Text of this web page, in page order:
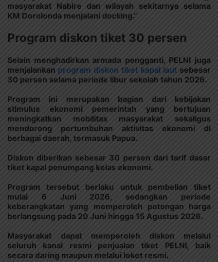
masyarakat Nabire dan wilayah sekitarnya selama
KM Dorolonda menjalani docking.”
Program diskon tiket 30 persen
Selain menghadirkan armada pengganti, PELNI juga
menjalankan program diskon tiket kapal laut sebesar
30 persen selama periode libur sekolah tahun 2026.
Program ini merupakan bagian dari kebijakan
stimulus ekonomi pemerintah yang bertujuan
meningkatkan mobilitas masyarakat sekaligus
mendorong pertumbuhan aktivitas ekonomi di
berbagai daerah, termasuk Papua.
Diskon diberikan sebesar 30 persen dari tarif dasar
tiket kapal penumpang kelas ekonomi.
Program tersebut berlaku untuk pembelian tiket
mulai 6 Juni 2026, sedangkan periode
keberangkatan yang memperoleh potongan harga
berlangsung pada 20 Juni hingga 15 Agustus 2026.
Masyarakat dapat memperoleh diskon melalui
seluruh kanal resmi penjualan tiket PELNI, baik
secara daring maupun melalui loket resmi.